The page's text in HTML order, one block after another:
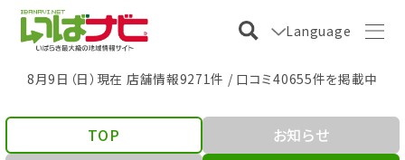
Language
8月9日（日）現在 店舗情報9271件 / 口コミ40655件を掲載中
TOP
お知らせ